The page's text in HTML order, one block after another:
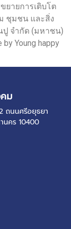
ยายการเติบโต
ชุมชน และสิ่ง
ปู จำกัด (มหาชน)
Young happy
ม
ถนนศรีอยุธยา
นคร 10400